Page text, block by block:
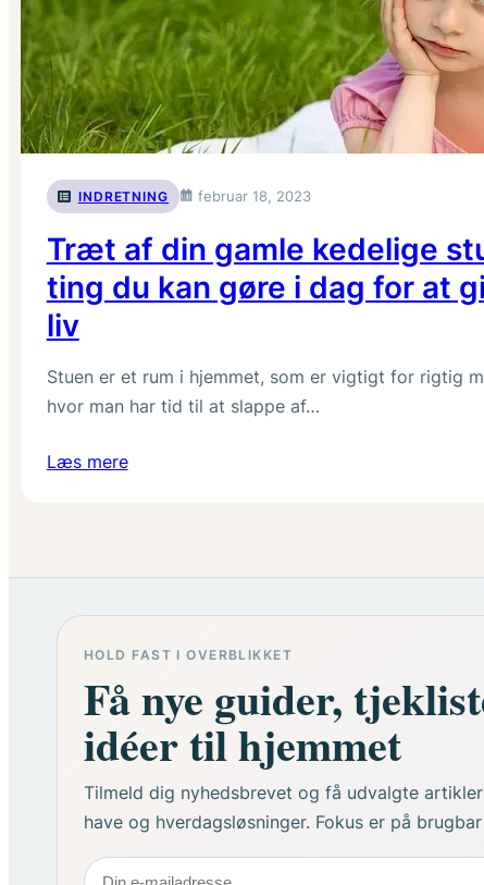
INDRETNING februar 18, 2023
Træt af din gamle kedelige
ting du kan gøre i dag for at
liv
Stuen er et rum i hjemmet, som er vigtigt for rigtig
hvor man har tid til at slappe af…
Læs mere
HOLD FAST I OVERBLIKKET
Få nye guider,
idéer til hjemmet
Tilmeld dig nyhedsbrevet og få udvalgte
have og hverdagsløsninger. Fokus er på